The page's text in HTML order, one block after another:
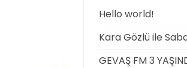
Hello world!
Kara Gözlü ile
GEVAŞ FM 3